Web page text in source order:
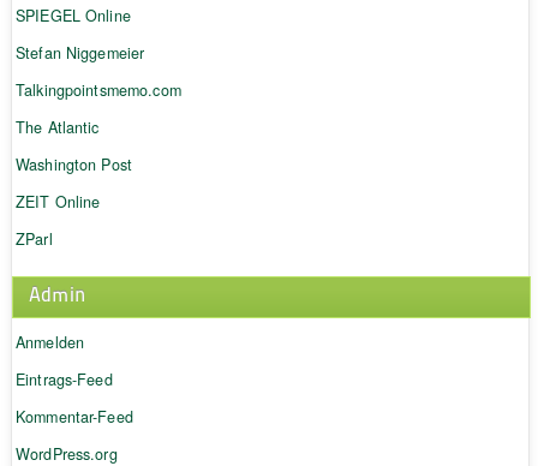
SPIEGEL Online
Stefan Niggemeier
Talkingpointsmemo.com
The Atlantic
Washington Post
ZEIT Online
ZParl
Admin
Anmelden
Eintrags-Feed
Kommentar-Feed
WordPress.org